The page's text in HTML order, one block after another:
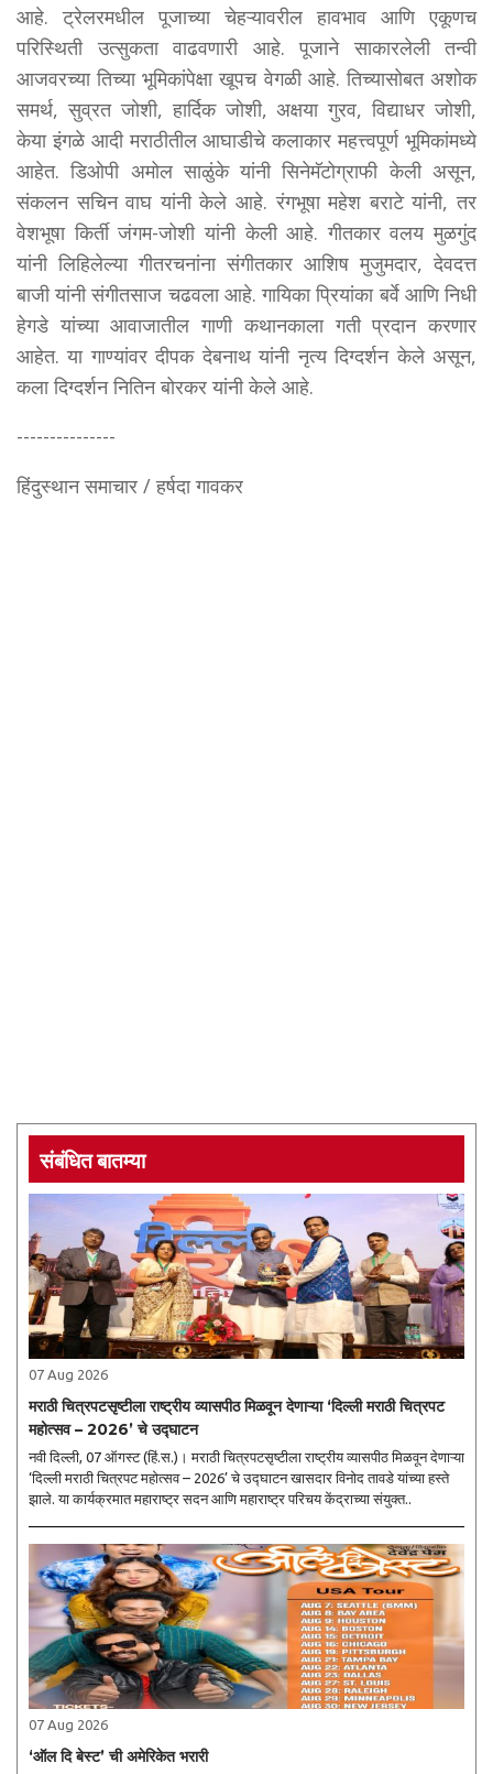
आहे. ट्रेलरमधील पूजाच्या चेहऱ्यावरील हावभाव आणि एकूणच
परिस्थिती उत्सुकता वाढवणारी आहे. पूजाने साकारलेली तन्वी
आजवरच्या तिच्या भूमिकांपेक्षा खूपच वेगळी आहे. तिच्यासोबत अशोक
समर्थ, सुव्रत जोशी, हार्दिक जोशी, अक्षया गुरव, विद्याधर जोशी,
केया इंगळे आदी मराठीतील आघाडीचे कलाकार महत्त्वपूर्ण भूमिकांमध्ये
आहेत. डिओपी अमोल साळुंके यांनी सिनेमॅटोग्राफी केली असून,
संकलन सचिन वाघ यांनी केले आहे. रंगभूषा महेश बराटे यांनी, तर
वेशभूषा किर्ती जंगम-जोशी यांनी केली आहे. गीतकार वलय मुळगुंद
यांनी लिहिलेल्या गीतरचनांना संगीतकार आशिष मुजुमदार, देवदत्त
बाजी यांनी संगीतसाज चढवला आहे. गायिका प्रियांका बर्वे आणि निधी
हेगडे यांच्या आवाजातील गाणी कथानकाला गती प्रदान करणार
आहेत. या गाण्यांवर दीपक देबनाथ यांनी नृत्य दिग्दर्शन केले असून,
कला दिग्दर्शन नितिन बोरकर यांनी केले आहे.
---------------
हिंदुस्थान समाचार / हर्षदा गावकर
संबंधित बातम्या
07 Aug 2026
मराठी चित्रपटसृष्टीला राष्ट्रीय व्यासपीठ मिळवून देणाऱ्या ‘दिल्ली मराठी चित्रपट
महोत्सव – 2026’ चे उद्घाटन
नवी दिल्ली, 07 ऑगस्ट (हिं.स.)। मराठी चित्रपटसृष्टीला राष्ट्रीय व्यासपीठ मिळवून देणाऱ्या
‘दिल्ली मराठी चित्रपट महोत्सव – 2026’ चे उद्घाटन खासदार विनोद तावडे यांच्या हस्ते
झाले. या कार्यक्रमात महाराष्ट्र सदन आणि महाराष्ट्र परिचय केंद्राच्या संयुक्त..
07 Aug 2026
‘ऑल दि बेस्ट’ ची अमेरिकेत भरारी